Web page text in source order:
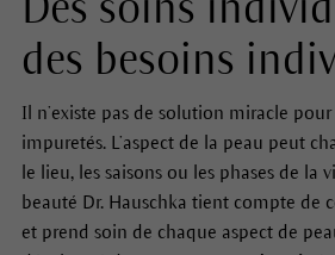
des besoins
Il n’existe pas de solution miracle
impuretés. L’aspect de la peau peut
le lieu, les saisons ou les phases de la
beauté Dr. Hauschka tient compte de
et prend soin de chaque aspect de